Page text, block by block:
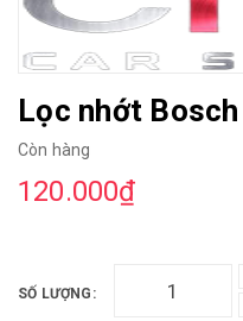
Lọc nhớt Bosch
Còn hàng
120.000₫
SỐ LƯỢNG: